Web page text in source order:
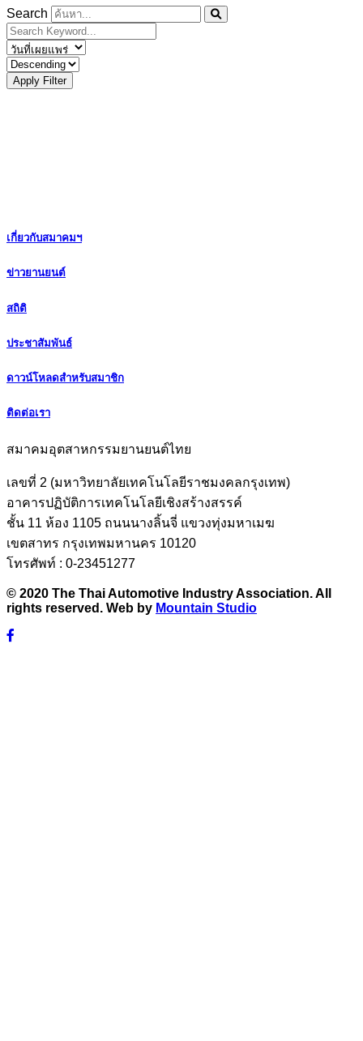
Search
Apply Filter
เกี่ยวกับสมาคมฯ
ข่าวยานยนต์
สถิติ
ประชาสัมพันธ์
ดาวน์โหลดสำหรับสมาชิก
ติดต่อเรา
สมาคมอุตสาหกรรมยานยนต์ไทย
เลขที่ 2 (มหาวิทยาลัยเทคโนโลยีราชมงคลกรุงเทพ)
อาคารปฏิบัติการเทคโนโลยีเชิงสร้างสรรค์
ชั้น 11 ห้อง 1105 ถนนนางลิ้นจี่ แขวงทุ่งมหาเมฆ
เขตสาทร กรุงเทพมหานคร 10120
โทรศัพท์ : 0-23451277
© 2020 The Thai Automotive Industry Association. All
rights reserved. Web by Mountain Studio